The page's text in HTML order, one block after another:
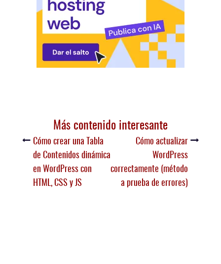
Más contenido interesante
Cómo crear una Tabla
de Contenidos dinámica
en WordPress con
HTML, CSS y JS
Cómo actualizar
WordPress
correctamente (método
a prueba de errores)